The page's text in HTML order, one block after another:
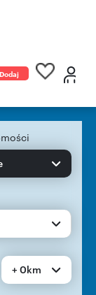
Dodaj
+ 0km